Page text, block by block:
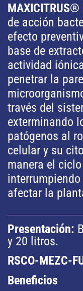
MAXICITRUS®
de acción
efecto
base de
actividad
penetrar la
través del
exterminando
patógenos al
celular y su
manera el
afectar la
Presentación:
y 20 litros.
RSCO-MEZC-
Beneficios